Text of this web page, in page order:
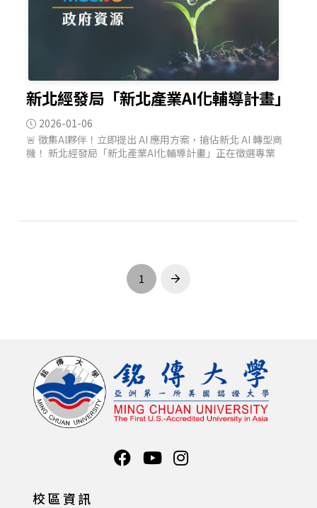
新北經發局「新北產業AI化輔導計畫」
2026-01-06
🚨 徵集AI夥伴！立即提出 AI 應用方案，搶佔新北 AI 轉型商
機！ 新北經發局「新北產業AI化輔導計畫」正在徵選專業
1 Next
校區資訊